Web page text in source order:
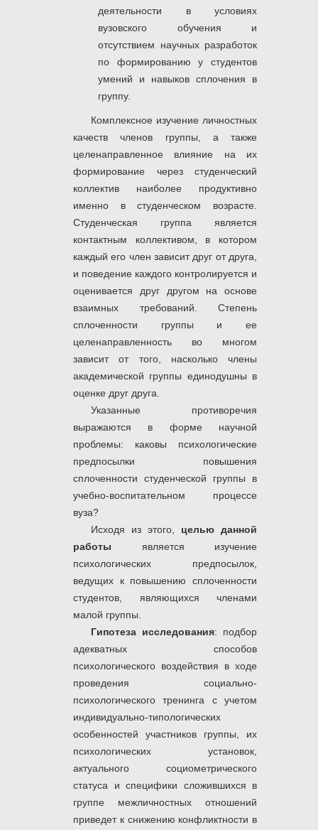
деятельности в условиях
вузовского обучения и
отсутствием научных разработок
по формированию у студентов
умений и навыков сплочения в
группу.
Комплексное изучение личностных
качеств членов группы, а также
целенаправленное влияние на их
формирование через студенческий
коллектив наиболее продуктивно
именно в студенческом возрасте.
Студенческая группа является
контактным коллективом, в котором
каждый его член зависит друг от друга,
и поведение каждого контролируется и
оценивается друг другом на основе
взаимных требований. Степень
сплоченности группы и ее
целенаправленность во многом
зависит от того, насколько члены
академической группы единодушны в
оценке друг друга.
Указанные противоречия
выражаются в форме научной
проблемы: каковы психологические
предпосылки повышения
сплоченности студенческой группы в
учебно-воспитательном процессе
вуза?
Исходя из этого, целью данной
работы является изучение
психологических предпосылок,
ведущих к повышению сплоченности
студентов, являющихся членами
малой группы.
Гипотеза исследования: подбор
адекватных способов
психологического воздействия в ходе
проведения социально-
психологического тренинга с учетом
индивидуально-типологических
особенностей участников группы, их
психологических установок,
актуального социометрического
статуса и специфики сложившихся в
группе межличностных отношений
приведет к снижению конфликтности в